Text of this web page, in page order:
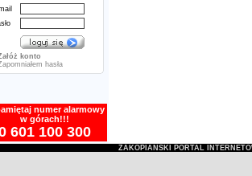
konto
hasła
numer alarmowy
w górach!!!
601 100 300
ZAKOPIAŃSKI PORTAL